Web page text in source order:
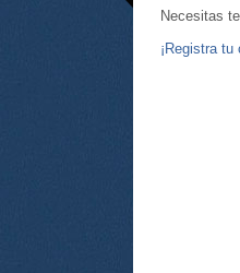
Necesitas
¡Registra tu